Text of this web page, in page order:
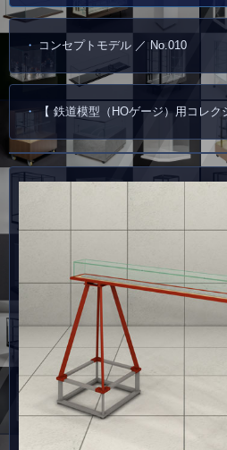
コンセプトモデル ／ No.010
【 鉄道模型（HOゲージ）用コレク